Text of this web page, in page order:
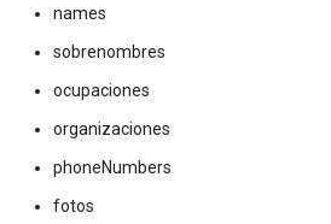
names
sobrenombres
ocupaciones
organizaciones
phoneNumbers
fotos